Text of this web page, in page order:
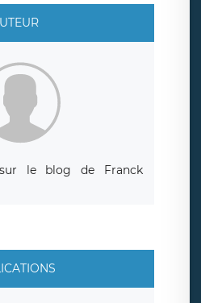
joignable à l’adresse mail :
Vous avez
une réclamation auprès
sur le blog de Franck